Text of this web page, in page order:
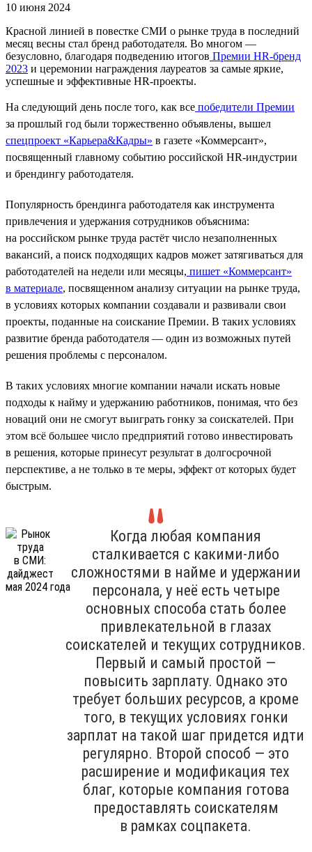
10 июня 2024
Красной линией в повестке СМИ о рынке труда в последний
месяц весны стал бренд работодателя. Во многом —
безусловно, благодаря подведению итогов Премии HR-бренд
2023 и церемонии награждения лауреатов за самые яркие,
успешные и эффективные HR-проекты.
На следующий день после того, как все победители Премии
за прошлый год были торжественно объявлены, вышел
спецпроект «Карьера&Кадры» в газете «Коммерсант»,
посвященный главному событию российской HR-индустрии
и брендингу работодателя.
Популярность брендинга работодателя как инструмента
привлечения и удержания сотрудников объяснима:
на российском рынке труда растёт число незаполненных
вакансий, а поиск подходящих кадров может затягиваться для
работодателей на недели или месяцы, пишет «Коммерсант»
в материале, посвященном анализу ситуации на рынке труда,
в условиях которых компании создавали и развивали свои
проекты, поданные на соискание Премии. В таких условиях
развитие бренда работодателя — один из возможных путей
решения проблемы с персоналом.
В таких условиях многие компании начали искать новые
подходы к найму и удержанию работников, понимая, что без
новаций они не смогут выиграть гонку за соискателей. При
этом всё большее число предприятий готово инвестировать
в решения, которые принесут результат в долгосрочной
перспективе, а не только в те меры, эффект от которых будет
быстрым.
Когда любая компания
сталкивается с какими-либо
сложностями в найме и удержании
персонала, у неё есть четыре
основных способа стать более
привлекательной в глазах
соискателей и текущих сотрудников.
Первый и самый простой —
повысить зарплату. Однако это
требует больших ресурсов, а кроме
того, в текущих условиях гонки
зарплат на такой шаг придется идти
регулярно. Второй способ — это
расширение и модификация тех
благ, которые компания готова
предоставлять соискателям
в рамках соцпакета.